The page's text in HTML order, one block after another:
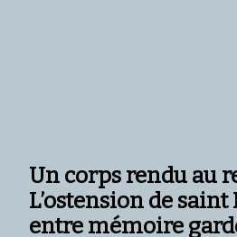
Un corps rendu au
L’ostension de saint
entre mémoire